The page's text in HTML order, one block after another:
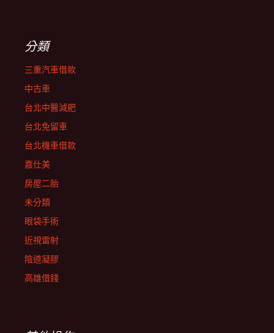
分類
三重汽車借款
中古車
台北中醫減肥
台北免留車
台北機車借款
嘉仕美
房屋二胎
未分類
眼袋手術
近視雷射
陰道凝膠
高雄借錢